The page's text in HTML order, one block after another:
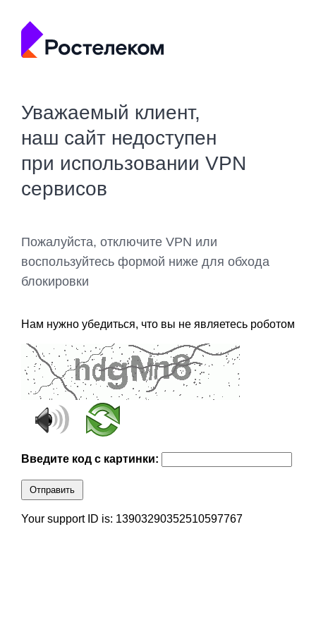
Уважаемый клиент,
наш сайт недоступен
при использовании VPN
сервисов
Пожалуйста, отключите VPN или
воспользуйтесь формой ниже для обхода
блокировки
Нам нужно убедиться, что вы не являетесь роботом
Введите код с картинки:
Отправить
Your support ID is: 13903290352510597767